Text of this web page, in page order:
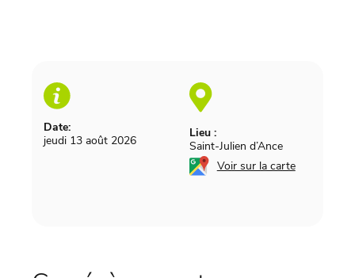
Date:
jeudi 13 août 2026
Lieu :
Saint-Julien d’Ance
Voir sur la carte